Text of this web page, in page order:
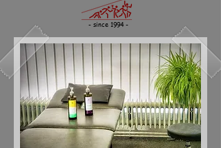
- since 1994 -